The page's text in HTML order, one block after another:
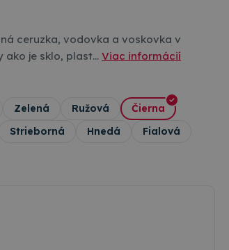
ceruzka, vodovka a voskovka v
ako je sklo, plast… Viac informácií
Zelená Ružová
Čierna
Strieborná Hnedá
Fialová